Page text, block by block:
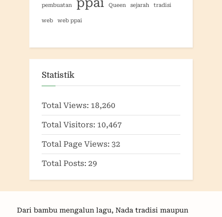
pembuatan ppai Queen sejarah tradisi
web web ppai
Statistik
Total Views: 18,260
Total Visitors: 10,467
Total Page Views: 32
Total Posts: 29
Dari bambu mengalun lagu, Nada tradisi maupun